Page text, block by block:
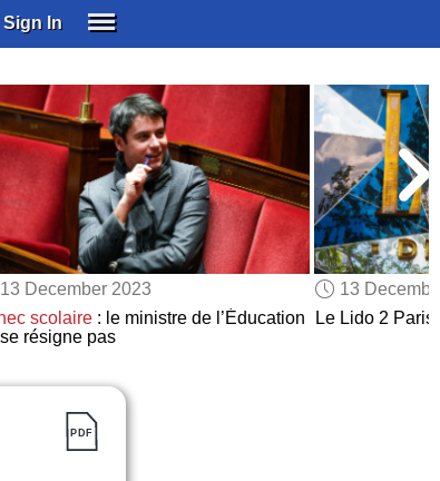
Sign In
SUBSCRIBE
EDUCATIONAL LICENSES
GIFT CARDS
OTHER LANGUAGES
ABOUT US
ALEXA
ADJUST COLORS
13 December 2023
scolaire: le ministre de l’Éducation
résigne pas
13
Le Lido 2